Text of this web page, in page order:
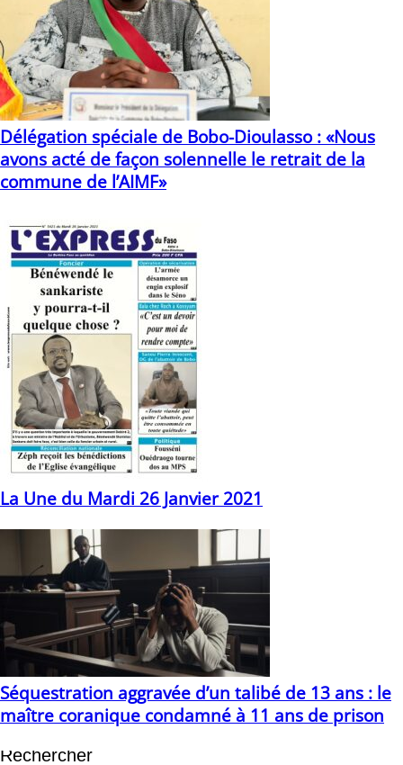
Délégation spéciale de Bobo-Dioulasso : «Nous
avons acté de façon solennelle le retrait de la
commune de l’AIMF»
La Une du Mardi 26 Janvier 2021
Séquestration aggravée d’un talibé de 13 ans : le
maître coranique condamné à 11 ans de prison